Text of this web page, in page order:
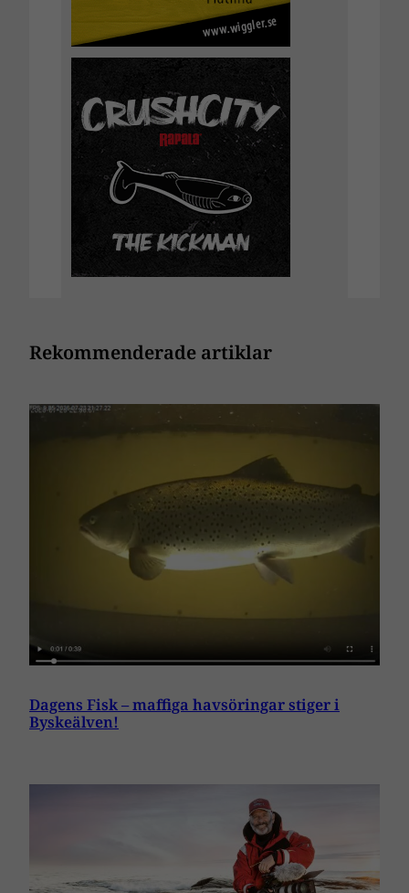
Rekommenderade artiklar
Dagens Fisk – maffiga havsöringar stiger i
Byskeälven!